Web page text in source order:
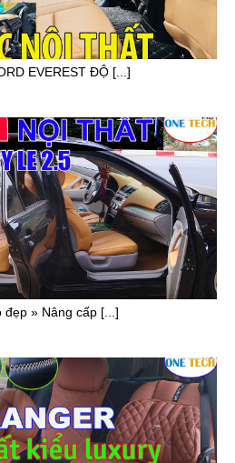
EVEREST ĐỘ [...]
đẹp » Nâng cấp [...]